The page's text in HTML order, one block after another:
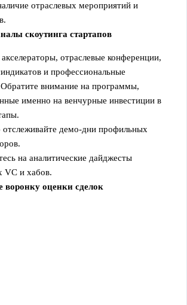
отраслевых мероприятий и
скоутинга стартапов
отраслевые конференции,
и профессиональные
внимание на программы,
именно на венчурные инвестиции в
отслеживайте демо‑дни профильных
на аналитические дайджесты
VC и хабов.
воронку оценки сделок